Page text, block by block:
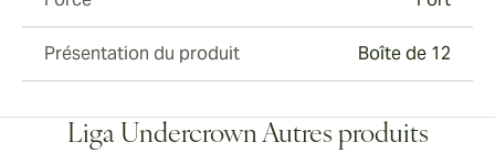
Présentation du produit Boîte de 12
Liga Undercrown Autres produits